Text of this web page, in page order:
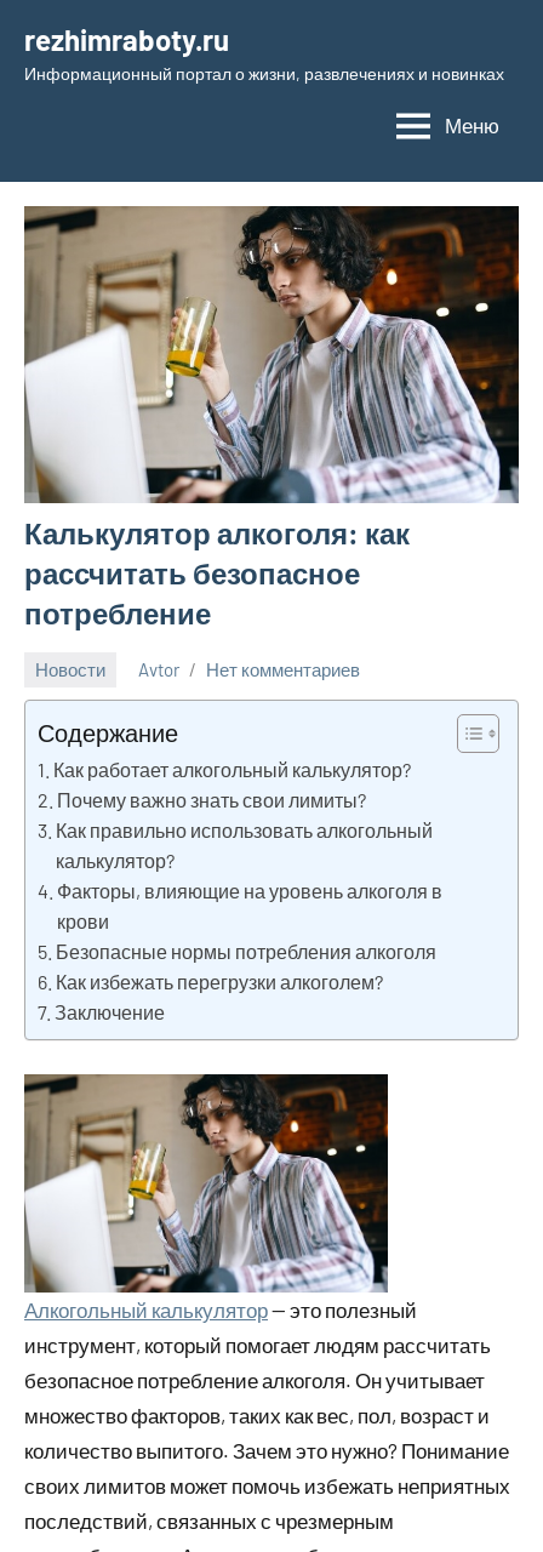
содержимому
rezhimraboty.ru
Информационный портал о жизни, развлечениях и новинках
Меню
Калькулятор алкоголя: как
рассчитать безопасное
потребление
Новости
2025
Avtor Нет комментариев
Содержание
Как работает алкогольный калькулятор?
Почему важно знать свои лимиты?
Как правильно использовать алкогольный
калькулятор?
Факторы, влияющие на уровень алкоголя в
крови
Безопасные нормы потребления алкоголя
Как избежать перегрузки алкоголем?
Заключение
Алкогольный калькулятор— это полезный
инструмент, который помогает людям рассчитать
безопасное потребление алкоголя. Он учитывает
множество факторов, таких как вес, пол, возраст и
количество выпитого. Зачем это нужно? Понимание
своих лимитов может помочь избежать неприятных
последствий, связанных с чрезмерным